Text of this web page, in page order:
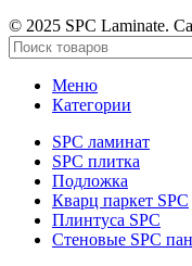
© 2025 SPC Laminate.
Меню
Категории
SPC ламинат
SPC плитка
Подложка
Кварц паркет SPC
Плинтуса SPC
Стеновые SPC